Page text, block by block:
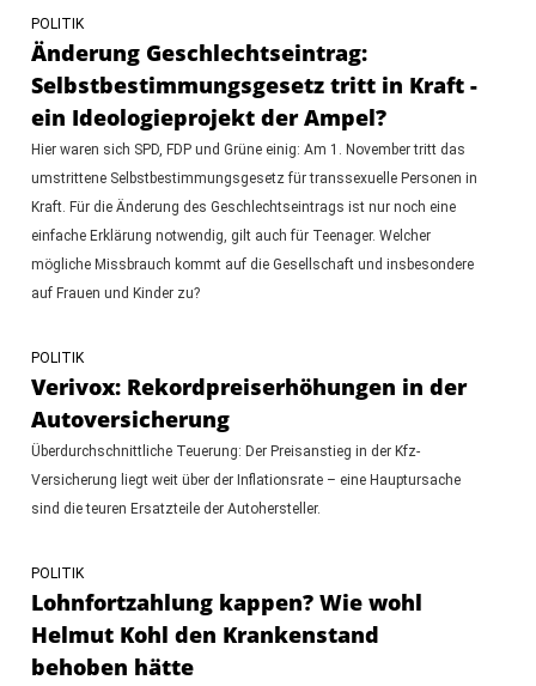
POLITIK
Änderung Geschlechtseintrag:
Selbstbestimmungsgesetz tritt in Kraft -
ein Ideologieprojekt der Ampel?
Hier waren sich SPD, FDP und Grüne einig: Am 1. November tritt das
umstrittene Selbstbestimmungsgesetz für transsexuelle Personen in
Kraft. Für die Änderung des Geschlechtseintrags ist nur noch eine
einfache Erklärung notwendig, gilt auch für Teenager. Welcher
mögliche Missbrauch kommt auf die Gesellschaft und insbesondere
auf Frauen und Kinder zu?
POLITIK
Verivox: Rekordpreiserhöhungen in der
Autoversicherung
Überdurchschnittliche Teuerung: Der Preisanstieg in der Kfz-
Versicherung liegt weit über der Inflationsrate – eine Hauptursache
sind die teuren Ersatzteile der Autohersteller.
POLITIK
Lohnfortzahlung kappen? Wie wohl
Helmut Kohl den Krankenstand
behoben hätte